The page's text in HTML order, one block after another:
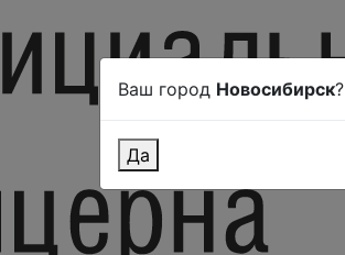
Ваш город Новосибирск?
Да